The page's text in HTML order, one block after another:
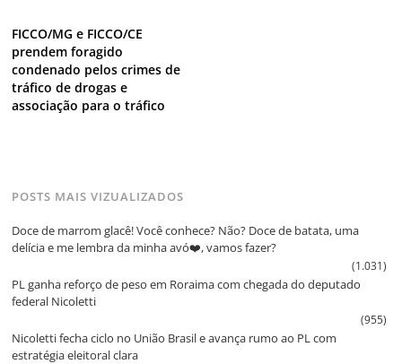
FICCO/MG e FICCO/CE
prendem foragido
condenado pelos crimes de
tráfico de drogas e
associação para o tráfico
POSTS MAIS VIZUALIZADOS
Doce de marrom glacê! Você conhece? Não? Doce de batata, uma
delícia e me lembra da minha avó❤️, vamos fazer?
(1.031)
PL ganha reforço de peso em Roraima com chegada do deputado
federal Nicoletti
(955)
Nicoletti fecha ciclo no União Brasil e avança rumo ao PL com
estratégia eleitoral clara